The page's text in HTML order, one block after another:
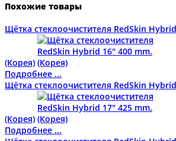
Похожие товары
Щётка стеклоочистителя RedSkin
(Корея)
Подробнее ...
Щётка стеклоочистителя RedSkin
(Корея)
Подробнее ...